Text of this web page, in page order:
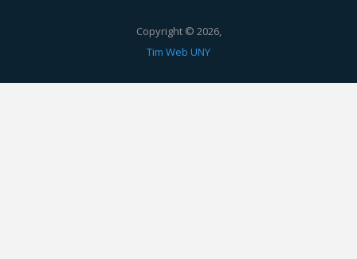
Copyright © 2026,
Tim Web UNY